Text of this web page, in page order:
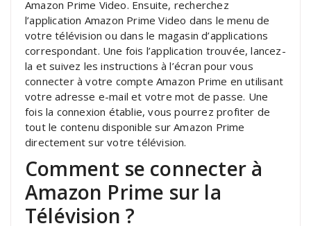
Amazon Prime Video. Ensuite, recherchez
l’application Amazon Prime Video dans le menu de
votre télévision ou dans le magasin d’applications
correspondant. Une fois l’application trouvée, lancez-
la et suivez les instructions à l’écran pour vous
connecter à votre compte Amazon Prime en utilisant
votre adresse e-mail et votre mot de passe. Une
fois la connexion établie, vous pourrez profiter de
tout le contenu disponible sur Amazon Prime
directement sur votre télévision.
Comment se connecter à
Amazon Prime sur la
Télévision ?